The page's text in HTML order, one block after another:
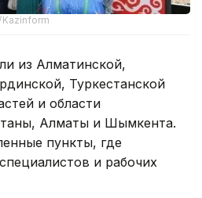
из Алматинской,
Туркестанской
и области
Алматы и Шымкента.
пункты, где
и рабочих